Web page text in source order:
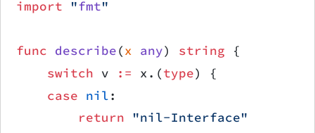
import "fmt"
func describe(x any) string {
    switch
v := x.(type) {
    case
nil:
        return
"nil-Interface"